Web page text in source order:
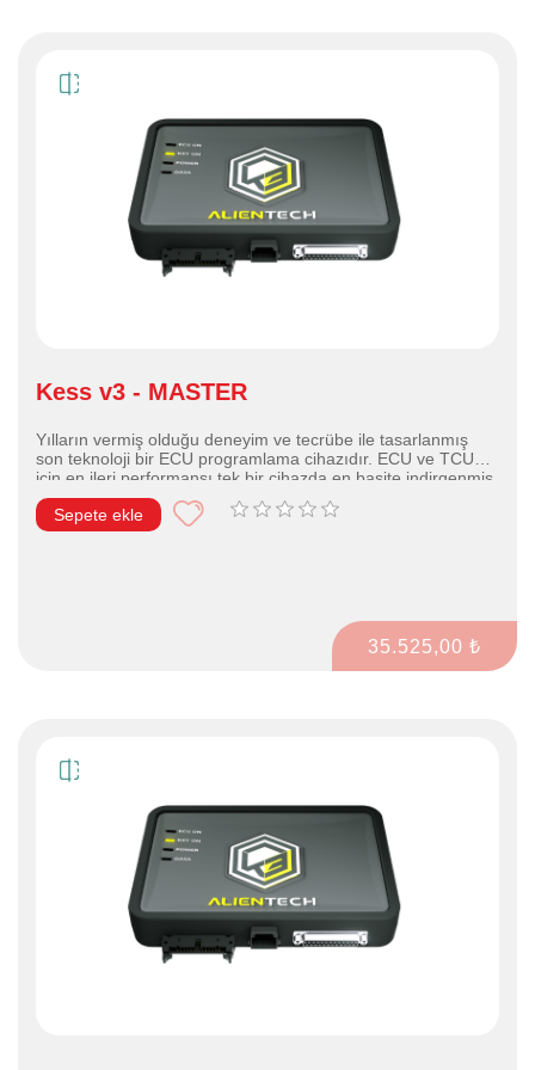
Kess v3 - MASTER
Yılların vermiş olduğu deneyim ve tecrübe ile tasarlanmış
son teknoloji bir ECU programlama cihazıdır. ECU ve TCU
için en ileri performansı tek bir cihazda en basite indirgenmiş
şekilde OBD - BENCH - BOOT protokollerini kullanarak işlem
yapmanıza olanak sağlar. Binek araç - hafif ticari, motosiklet -
atv - utv, kamyon - otobüs - taraktör ve deniz araçları
Sepete ekle
35.525,00 ₺